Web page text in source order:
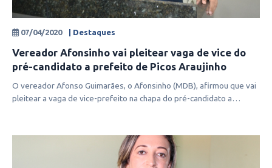
07/04/2020 | Destaques
Vereador Afonsinho vai pleitear vaga de vice do
pré-candidato a prefeito de Picos Araujinho
O vereador Afonso Guimarães, o Afonsinho (MDB), afirmou que vai
pleitear a vaga de vice-prefeito na chapa do pré-candidato a